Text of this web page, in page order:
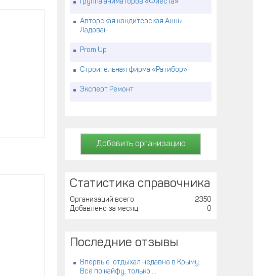
Группа аниматоров «Фиеста»
Авторская кондитерская Анны
Ладован
Prom Up
Строительная фирма «Ратибор»
Эксперт Ремонт
Добавить организацию
Статистика справочника
2350
Организаций всего
0
Добавлено за месяц
Последние отзывы
Впервые отдыхал недавно в Крыму.
Всё по кайфу, только ...